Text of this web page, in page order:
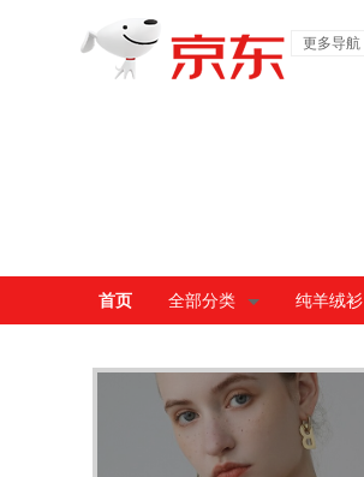
更多导航
首页 全部分类 纯羊绒衫